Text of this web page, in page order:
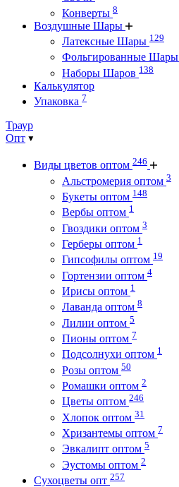
Конверты 8
Воздушные Шары
Латексные Шары 129
Фольгированные Шары
Наборы Шаров 138
Калькулятор
Упаковка 7
Траур
Опт
Виды цветов оптом 246
Альстромерия оптом 3
Букеты оптом 148
Вербы оптом 1
Гвоздики оптом 3
Герберы оптом 1
Гипсофилы оптом 19
Гортензии оптом 4
Ирисы оптом 1
Лаванда оптом 8
Лилии оптом 5
Пионы оптом 7
Подсолнухи оптом 1
Розы оптом 50
Ромашки оптом 2
Цветы оптом 246
Хлопок оптом 31
Хризантемы оптом 7
Эвкалипт оптом 5
Эустомы оптом 2
Сухоцветы опт 257